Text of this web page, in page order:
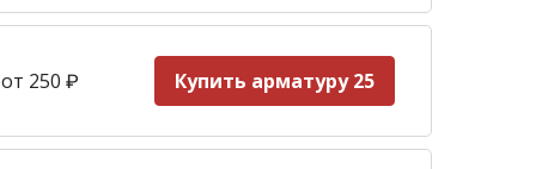
от 250₽ Купить арматуру 25